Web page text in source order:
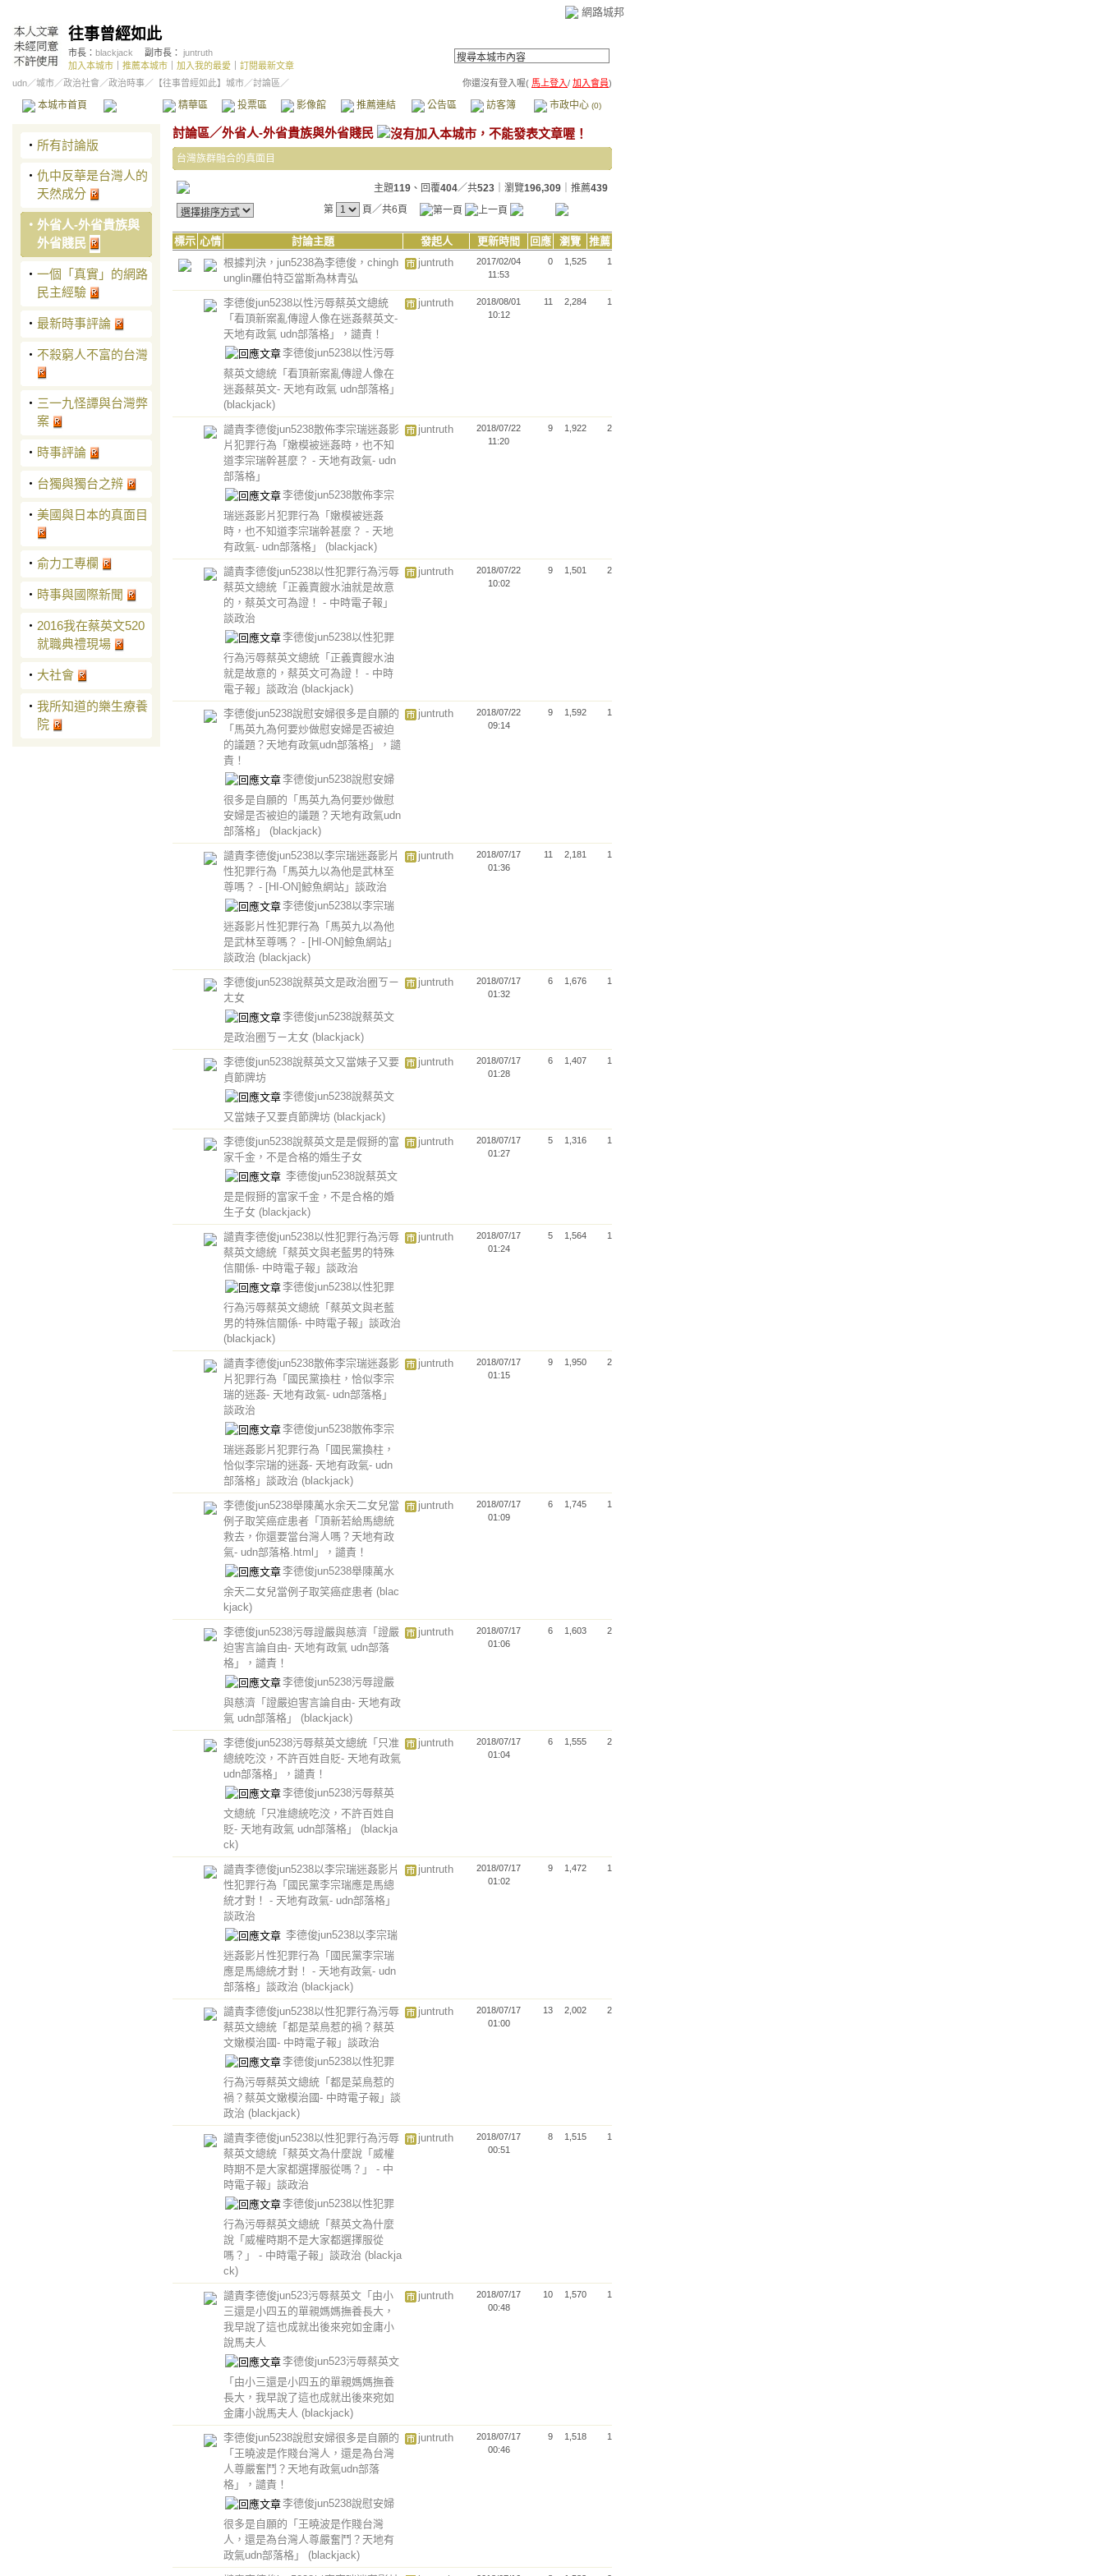
網路城邦
往事曾經如此
市長： blackjack 副市長： juntruth
加入本城市
推薦本城市 加入我的最愛
訂閱最新文章
udn／城市／政治社會 ／政治時事／ 【往事曾經如此】城市／討論區／ 你還沒有登入喔( 馬上登入/ 加入會員)
本城市首頁 精華區 投票區 影像館 推薦連結 公告區 訪客簿 市政中心 (0)
‧ 所有討論版
‧ 仇中反華是台灣人的
天然成分
‧ 外省人-外省貴族與
外省賤民
‧ 一個「真實」的網路
民主經驗
‧ 最新時事評論
‧ 不殺窮人不富的台灣
‧ 三一九怪譚與台灣弊
案
‧ 時事評論
‧ 台獨與獨台之辨
‧ 美國與日本的真面目
‧ 俞力工專欄
‧ 時事與國際新聞
‧ 2016​我在蔡英文520
就職典禮現場
‧ 大社會
‧ 我所知道的樂生療養
院
討論區／外省人-外省貴族與外省賤民
台灣族群融合的真面目
主題119 、回覆404／共523 ｜瀏覽196,309 ｜推薦439
第
頁／共6頁
標示 心情 討論主題 發起人 更新時間 回應 瀏覽
推薦
根據判決，jun5238為李德俊，chingh
unglin羅伯特亞當斯為林青弘
juntruth
2017/02/04
11:53
0 1,525 1
李德俊jun5238以性污辱蔡英文總統
「看頂新案亂傳證人像在迷姦蔡英文-
天地有政氣 udn部落格」，譴責！
李德俊jun5238以性污辱
蔡英文總統「看頂新案亂傳證人像在
迷姦蔡英文- 天地有政氣 udn部落格」
(blackjack)
juntruth
2018/08/01
10:12
11 2,284 1
譴責李德俊jun5238散佈李宗瑞迷姦影
片犯罪行為「嫩模被迷姦時，也不知
道李宗瑞幹甚麼？ - 天地有政氣- udn
部落格」
李德俊jun5238散佈李宗
瑞迷姦影片犯罪行為「嫩模被迷姦
時，也不知道李宗瑞幹甚麼？ - 天地
有政氣- udn部落格」 (blackjack)
juntruth
2018/07/22
11:20
9 1,922 2
譴責李德俊jun5238以性犯罪行為污辱
蔡英文總統「正義賣餿水油就是故意
的，蔡英文可為證！ - 中時電子報」
談政治
李德俊jun5238以性犯罪
行為污辱蔡英文總統「正義賣餿水油
就是故意的，蔡英文可為證！ - 中時
電子報」談政治 (blackjack)
juntruth
2018/07/22
10:02
9 1,501 2
李德俊jun5238說慰安婦很多是自願的
「馬英九為何要炒做慰安婦是否被迫
的議題？天地有政氣udn部落格」，譴
責！
李德俊jun5238說慰安婦
很多是自願的「馬英九為何要炒做慰
安婦是否被迫的議題？天地有政氣udn
部落格」 (blackjack)
juntruth
2018/07/22
09:14
9 1,592 1
譴責李德俊jun5238以李宗瑞迷姦影片
性犯罪行為「馬英九以為他是武林至
尊嗎？ - [HI-ON]鯨魚網站」談政治
李德俊jun5238以李宗瑞
迷姦影片性犯罪行為「馬英九以為他
是武林至尊嗎？ - [HI-ON]鯨魚網站」
談政治 (blackjack)
juntruth
2018/07/17
01:36
11 2,181 1
李德俊jun5238說蔡英文是政治圈ㄎㄧ
ㄤ女
李德俊jun5238說蔡英文
是政治圈ㄎㄧㄤ女 (blackjack)
juntruth
2018/07/17
01:32
6 1,676 1
李德俊jun5238說蔡英文又當婊子又要
貞節牌坊
李德俊jun5238說蔡英文
又當婊子又要貞節牌坊 (blackjack)
juntruth
2018/07/17
01:28
6 1,407 1
李德俊jun5238說蔡英文是是假掰的富
家千金，不是合格的婚生子女
李德俊jun5238說蔡英文
是是假掰的富家千金，不是合格的婚
生子女 (blackjack)
juntruth
2018/07/17
01:27
5 1,316 1
譴責李德俊jun5238以性犯罪行為污辱
蔡英文總統「蔡英文與老藍男的特殊
信關係- 中時電子報」談政治
李德俊jun5238以性犯罪
行為污辱蔡英文總統「蔡英文與老藍
男的特殊信關係- 中時電子報」談政治
(blackjack)
juntruth
2018/07/17
01:24
5 1,564 1
譴責李德俊jun5238散佈李宗瑞迷姦影
片犯罪行為「國民黨換柱，恰似李宗
瑞的迷姦- 天地有政氣- udn部落格」
談政治
李德俊jun5238散佈李宗
瑞迷姦影片犯罪行為「國民黨換柱，
恰似李宗瑞的迷姦- 天地有政氣- udn
部落格」談政治 (blackjack)
juntruth
2018/07/17
01:15
9 1,950 2
李德俊jun5238舉陳萬水余天二女兒當
例子取笑癌症患者「頂新若給馬總統
救去，你還要當台灣人嗎？天地有政
氣- udn部落格.html」，譴責！
李德俊jun5238舉陳萬水
余天二女兒當例子取笑癌症患者 (blac
kjack)
juntruth
2018/07/17
01:09
6 1,745 1
李德俊jun5238污辱證嚴與慈濟「證嚴
迫害言論自由- 天地有政氣 udn部落
格」，譴責！
李德俊jun5238污辱證嚴
與慈濟「證嚴迫害言論自由- 天地有政
氣 udn部落格」 (blackjack)
juntruth
2018/07/17
01:06
6 1,603 2
李德俊jun5238污辱蔡英文總統「只准
總統吃洨，不許百姓自貶- 天地有政氣
udn部落格」，譴責！
李德俊jun5238污辱蔡英
文總統「只准總統吃洨，不許百姓自
貶- 天地有政氣 udn部落格」 (blackja
ck)
juntruth
2018/07/17
01:04
6 1,555 2
譴責李德俊jun5238以李宗瑞迷姦影片
性犯罪行為「國民黨李宗瑞應是馬總
統才對！ - 天地有政氣- udn部落格」
談政治
李德俊jun5238以李宗瑞
迷姦影片性犯罪行為「國民黨李宗瑞
應是馬總統才對！ - 天地有政氣- udn
部落格」談政治 (blackjack)
juntruth
2018/07/17
01:02
9 1,472 1
譴責李德俊jun5238以性犯罪行為污辱
蔡英文總統「都是菜鳥惹的禍？蔡英
文嫩模治國- 中時電子報」談政治
李德俊jun5238以性犯罪
行為污辱蔡英文總統「都是菜鳥惹的
禍？蔡英文嫩模治國- 中時電子報」談
政治 (blackjack)
juntruth
2018/07/17
01:00
13 2,002 2
譴責李德俊jun5238以性犯罪行為污辱
蔡英文總統「蔡英文為什麼說「威權
時期不是大家都選擇服從嗎？」 - 中
時電子報」談政治
李德俊jun5238以性犯罪
行為污辱蔡英文總統「蔡英文為什麼
說「威權時期不是大家都選擇服從
嗎？」 - 中時電子報」談政治 (blackja
ck)
juntruth
2018/07/17
00:51
8 1,515 1
譴責李德俊jun523污辱蔡英文「由小
三還是小四五的單親媽媽撫養長大，
我早說了這也成就出後來宛如金庸小
說馬夫人
李德俊jun523污辱蔡英文
「由小三還是小四五的單親媽媽撫養
長大，我早說了這也成就出後來宛如
金庸小說馬夫人 (blackjack)
juntruth
2018/07/17
00:48
10 1,570 1
李德俊jun5238說慰安婦很多是自願的
「王曉波是作賤台灣人，還是為台灣
人尊嚴奮鬥？天地有政氣udn部落
格」，譴責！
李德俊jun5238說慰安婦
很多是自願的「王曉波是作賤台灣
人，還是為台灣人尊嚴奮鬥？天地有
政氣udn部落格」 (blackjack)
juntruth
2018/07/17
00:46
9 1,518 1